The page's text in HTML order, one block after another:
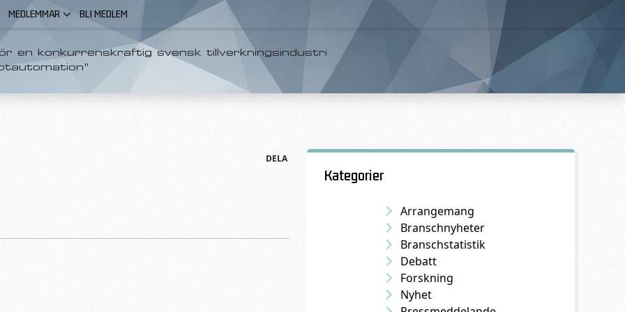
MEDLEMMAR BLI MEDLEM
en konkurrenskraftig svensk tillverkningsindustri
DELA
Kategorier
Arrangemang
Branschnyheter
Branschstatistik
Debatt
Forskning
Nyhet